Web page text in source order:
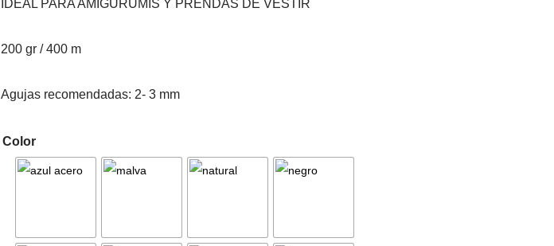
IDEAL PARA AMIGURUMIS Y PRENDAS DE VESTIR
200 gr / 400 m
Agujas recomendadas: 2- 3 mm
Color